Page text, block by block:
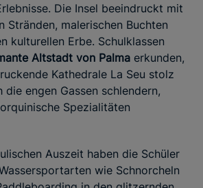
Die Insel beeindruckt mit
Stränden, malerischen Buchten
kulturellen Erbe. Schulklassen
Altstadt von Palma erkunden,
Kathedrale La Seu stolz
engen Gassen schlendern,
Spezialitäten
Auszeit haben die Schüler
wie Schnorcheln